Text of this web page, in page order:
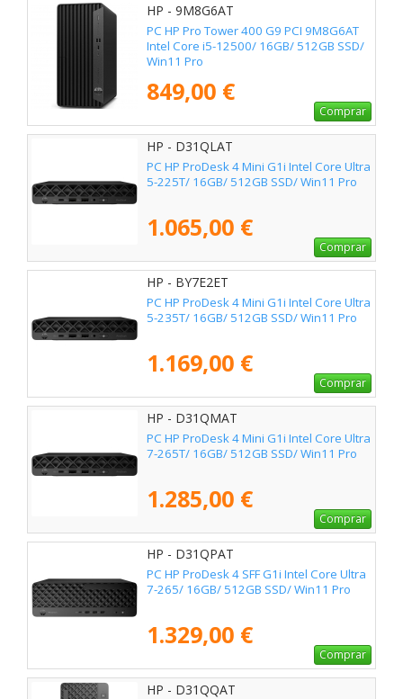
HP - 9M8G6AT
PC HP Pro Tower 400 G9 PCI 9M8G6AT
Intel Core i5-12500/ 16GB/ 512GB SSD/
Win11 Pro
849,00 €
Comprar
HP - D31QLAT
PC HP ProDesk 4 Mini G1i Intel Core Ultra
5-225T/ 16GB/ 512GB SSD/ Win11 Pro
1.065,00 €
Comprar
HP - BY7E2ET
PC HP ProDesk 4 Mini G1i Intel Core Ultra
5-235T/ 16GB/ 512GB SSD/ Win11 Pro
1.169,00 €
Comprar
HP - D31QMAT
PC HP ProDesk 4 Mini G1i Intel Core Ultra
7-265T/ 16GB/ 512GB SSD/ Win11 Pro
1.285,00 €
Comprar
HP - D31QPAT
PC HP ProDesk 4 SFF G1i Intel Core Ultra
7-265/ 16GB/ 512GB SSD/ Win11 Pro
1.329,00 €
Comprar
HP - D31QQAT